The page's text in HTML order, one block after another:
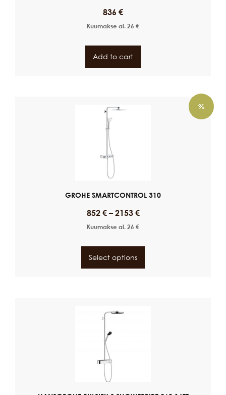
836 €
Kuumakse al. 26 €
Add to cart
%
GROHE SMARTCONTROL 310
852 €– 2153 €
Kuumakse al. 26 €
Select options